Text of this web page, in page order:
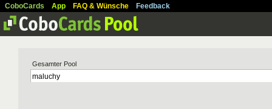
CoboCards App FAQ & Wünsche Feedback
Gesamter Pool